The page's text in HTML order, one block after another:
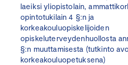
laeiksi yliopistolain,
opintotukilain 4 §:n ja
korkeakouluopiskelijoiden
opiskeluterveydenhuollosta
§:n muuttamisesta (tutkinto
korkeakouluopetuksena)